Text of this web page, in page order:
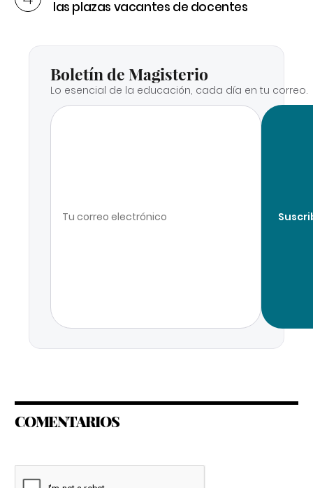
las plazas vacantes de docentes
Boletín de Magisterio
Lo esencial de la educación, cada día en tu correo.
COMENTARIOS